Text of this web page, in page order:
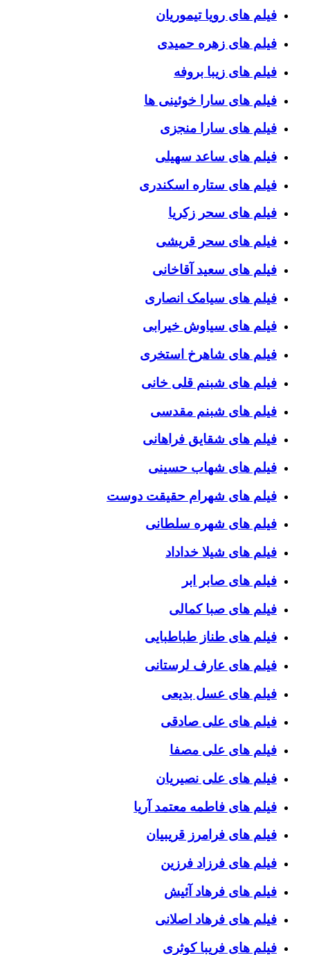
فیلم های رویا تیموریان
فیلم های زهره حمیدی
فیلم های زیبا بروفه
فیلم های سارا خوئینی ها
فیلم های سارا منجزی
فیلم های ساعد سهیلی
فیلم های ستاره اسکندری
فیلم های سحر زکریا
فیلم های سحر قریشی
فیلم های سعید آقاخانی
فیلم های سیامک انصاری
فیلم های سیاوش خیرابی
فیلم های شاهرخ استخری
فیلم های شبنم قلی خانی
فیلم های شبنم مقدسی
فیلم های شقایق فراهانی
فیلم های شهاب حسینی
فیلم های شهرام حقیقت دوست
فیلم های شهره سلطانی
فیلم های شیلا خداداد
فیلم های صابر ابر
فیلم های صبا کمالی
فیلم های طناز طباطبایی
فیلم های عارف لرستانی
فیلم های عسل بدیعی
فیلم های علی صادقی
فیلم های علی مصفا
فیلم های علی نصیریان
فیلم های فاطمه معتمد آریا
فیلم های فرامرز قریبیان
فیلم های فرزاد فرزین
فیلم های فرهاد آئیش
فیلم های فرهاد اصلانی
فیلم های فریبا کوثری